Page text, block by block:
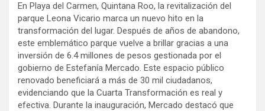
En Playa del Carmen, Quintana Roo, la revitalización del
parque Leona Vicario marca un nuevo hito en la
transformación del lugar. Después de años de abandono,
este emblemático parque vuelve a brillar gracias a una
inversión de 6.4 millones de pesos gestionada por el
gobierno de Estefanía Mercado. Este espacio público
renovado beneficiará a más de 30 mil ciudadanos,
evidenciando que la Cuarta Transformación es real y
efectiva. Durante la inauguración, Mercado destacó que